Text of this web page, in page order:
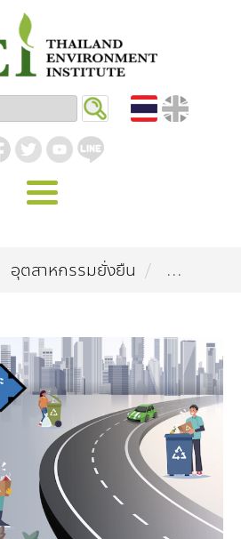
ก ม.ส.ท.
งสร้างองค์กร
รรมการมูลนิธิ
การบริหารสถาบัน
ะผู้บริหาร
เจ้าหน้าที่
มอุตสาหกรรม
หกรรมยั่งยืน
ษอุตสาหกรรม
เมืองและชุมชน
นและเมืองน่าอยู่
ชน-ขยะอาหาร
ยะพลาสติก
ะการบริโภคยั่งยืน
ฉลากเขียว
กสิ่งแวดล้อม
กรธรรมชาติ
ยากรทางบก
ลงสภาพภูมิอากาศ
งความรู้
บทความ
าฟิก | โปสเตอร์
คลิปวิดีโอ
สารเผยแพร่
รมข่าวสาร
จกรรมของเรา
วสิ่งแวดล้อม
มงานกับเรา
งาน
ฝึกงาน
ติดต่อเรา
อุตสาหกรรมยั่งยืน ...